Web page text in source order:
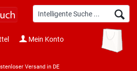
Versand in DE
Mein Konto